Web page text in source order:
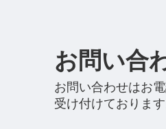
お問い合
お問い合わせはお
受け付けております